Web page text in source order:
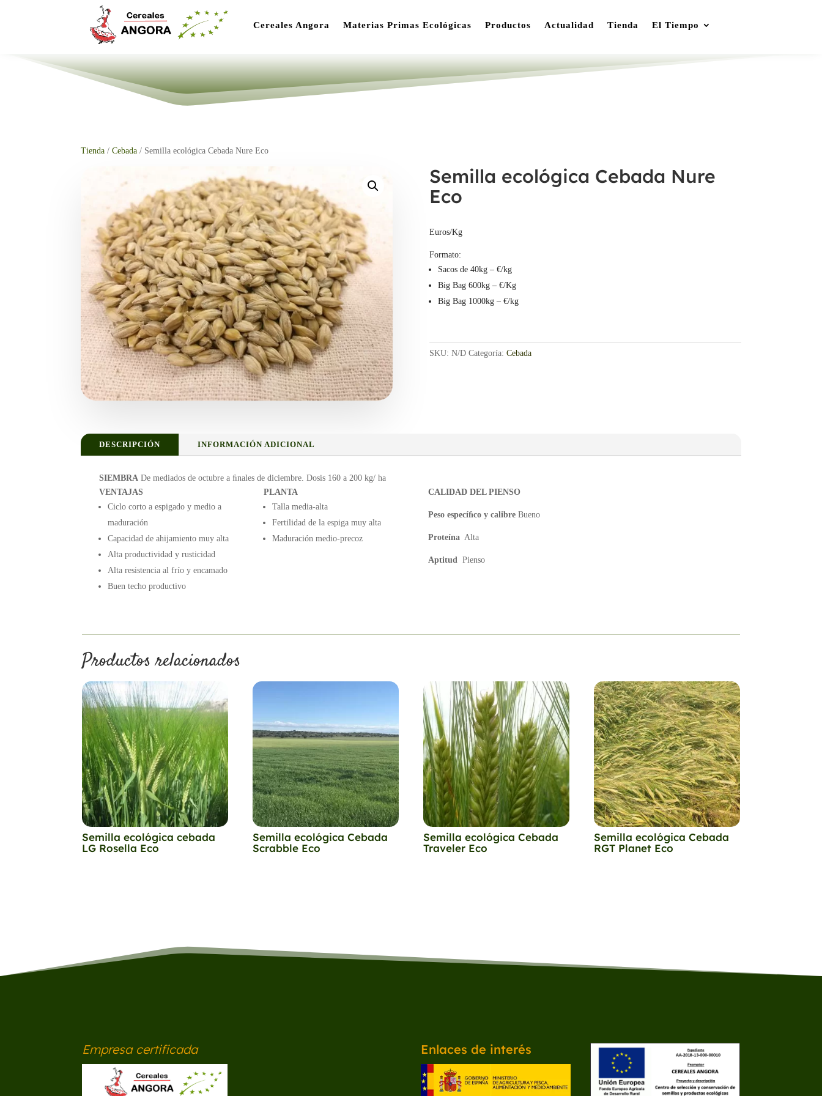
Cereales Angora Materias Primas Ecológicas Productos Actualidad Tienda El Tiempo
Tienda / Cebada / Semilla ecológica Cebada Nure Eco
Semilla ecológica Cebada Nure
Eco
Euros/Kg
Formato:
Sacos de 40kg – €/kg
Big Bag 600kg – €/Kg
Big Bag 1000kg – €/kg
SKU: N/D Categoría: Cebada
DESCRIPCIÓN INFORMACIÓN ADICIONAL
SIEMBRA De mediados de octubre a ﬁnales de diciembre. Dosis 160 a 200 kg/ ha
VENTAJAS
Ciclo corto a espigado y medio a
maduración
Capacidad de ahijamiento muy alta
Alta productividad y rusticidad
Alta resistencia al frío y encamado
Buen techo productivo
PLANTA
Talla media-alta
Fertilidad de la espiga muy alta
Maduración medio-precoz
CALIDAD DEL PIENSO
Peso especíﬁco y calibre Bueno
Proteína Alta
Aptitud Pienso
Productos relacionados
Semilla ecológica cebada
LG Rosella Eco
Semilla ecológica Cebada
Scrabble Eco
Semilla ecológica Cebada
Traveler Eco
Semilla ecológica Cebada
RGT Planet Eco
Empresa certificada Enlaces de interés